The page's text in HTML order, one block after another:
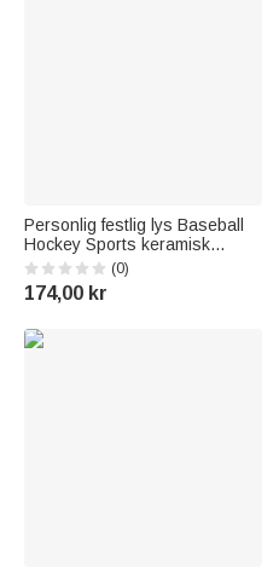
Personlig festlig lys Baseball
Hockey Sports keramisk
julepynt med navn Hjem tre
dekorasjon julegave til familie
sportselskere
(0)
174,00 kr